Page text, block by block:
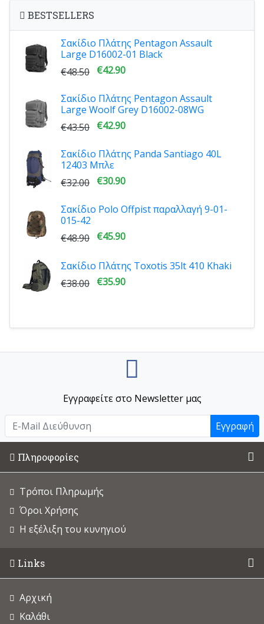
BESTSELLERS
Σακίδιο Πλάτης Pentagon Assault
Large D16002-01 Black
€48.50 €42.90
Σακίδιο Πλάτης Pentagon Assault
Large Woolf Grey D16002-08WG
€43.50 €42.90
Σακίδιο Πλάτης Panda Santiago 40L
12403 Μπλε
€32.00 €30.90
Σακίδιο Polo Offpist παραλλαγή 9-01-
015-42
€48.90 €45.90
Σακίδιο Πλάτης Toxotis 35lt 410 Khaki
€38.00 €35.90
Εγγραφείτε στο Newsletter μας
Εγγραφή
Πληροφορίες
Τρόποι Πληρωμής
Όροι Χρήσης
Η εξέλιξη του κυνηγιού
Links
Αρχική
Καλάθι